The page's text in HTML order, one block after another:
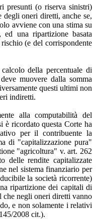
presunti (o riserva sinistri)
degli oneri diretti, anche se,
avviene con una stima su
una ripartizione basata
(e del corrispondente
della percentuale di
muovere dalla somma
questi ultimi non
indiretti.
alla computabilità del
è ricordato questa Corte ha
per il contribuente la
di "capitalizzazione pura"
"agricoltura" v. art. 262
delle rendite capitalizzate
nel sistema finanziario per
la società ricorrente)
ripartizione dei capitali di
che negli oneri diretti vanno
e non solamente i relativi
2008 cit.).